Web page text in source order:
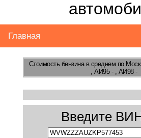
Главная
Стоимость бензинав среднем по
, АИ95 - , АИ98 -
Введите